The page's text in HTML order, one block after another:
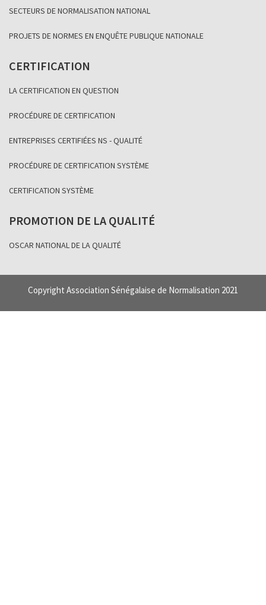
SECTEURS DE NORMALISATION NATIONAL
PROJETS DE NORMES EN ENQUÊTE PUBLIQUE NATIONALE
CERTIFICATION
LA CERTIFICATION EN QUESTION
PROCÉDURE DE CERTIFICATION
ENTREPRISES CERTIFIÉES NS - QUALITÉ
PROCÉDURE DE CERTIFICATION SYSTÈME
CERTIFICATION SYSTÈME
PROMOTION DE LA QUALITÉ
OSCAR NATIONAL DE LA QUALITÉ
Copyright Association Sénégalaise de Normalisation 2021